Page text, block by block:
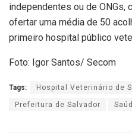
independentes ou de ONGs,
ofertar uma média de 50
primeiro hospital público
Foto: Igor Santos/ Secom
Tags: Hospital Veterinário de
Prefeitura de Salvador